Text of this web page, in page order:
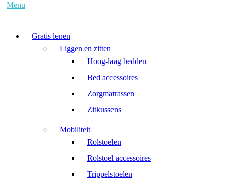
Menu
Gratis lenen
Liggen en zitten
Hoog-laag bedden
Bed accessoires
Zorgmatrassen
Zitkussens
Mobiliteit
Rolstoelen
Rolstoel accessoires
Trippelstoelen